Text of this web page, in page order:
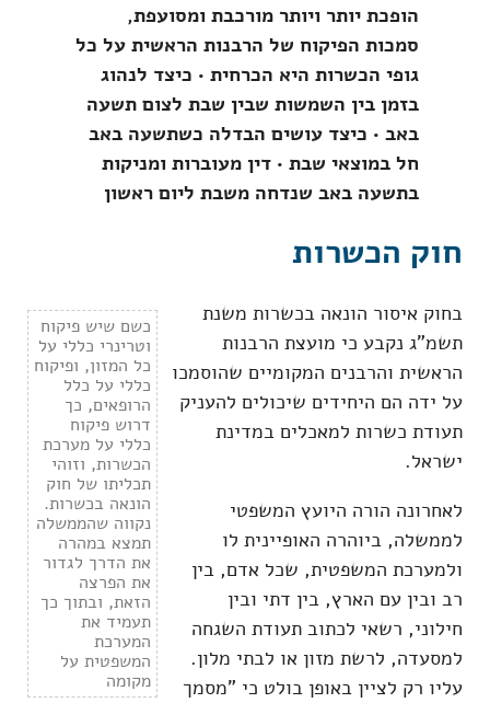
הופכת יותר ויותר מורכבת ומסועפת,
סמכות הפיקוח של הרבנות הראשית על כל
גופי הכשרות היא הכרחית • כיצד לנהוג
בזמן בין השמשות שבין שבת לצום תשעה
באב • כיצד עושים הבדלה כשתשעה באב
חל במוצאי שבת • דין מעוברות ומניקות
בתשעה באב שנדחה משבת ליום ראשון
חוק הכשרות
כשם שיש פיקוח
וטרינרי כללי על
כל המזון, ופיקוח
כללי על כלל
הרופאים, כך
דרוש פיקוח
כללי על מערכת
הכשרות, וזוהי
תכליתו של חוק
הונאה בכשרות.
נקווה שהממשלה
תמצא במהרה
את הדרך לגדור
את הפרצה
הזאת, ובתוך כך
תעמיד את
המערכת
המשפטית על
מקומה
בחוק איסור הונאה בכשרות משנת
תשמ"ג נקבע כי מועצת הרבנות
הראשית והרבנים המקומיים שהוסמכו
על ידה הם היחידים שיכולים להעניק
תעודת כשרות למאכלים במדינת
ישראל.
לאחרונה הורה היועץ המשפטי
לממשלה, ביוהרה האופיינית לו
ולמערכת המשפטית, שכל אדם, בין
רב ובין עם הארץ, בין דתי ובין
חילוני, רשאי לכתוב תעודת השגחה
למסעדה, לרשת מזון או לבתי מלון.
עליו רק לציין באופן בולט כי "מסמך